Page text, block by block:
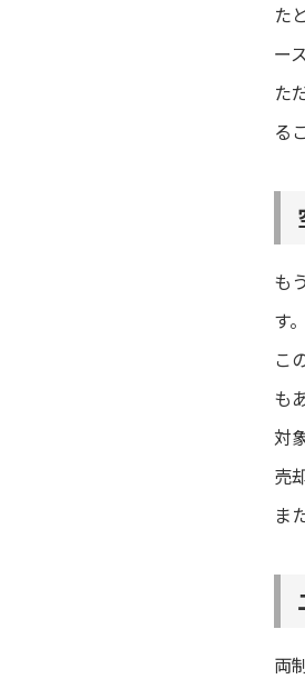
た
ー
た
る
も
す。
こ
も
対
売
ま
両